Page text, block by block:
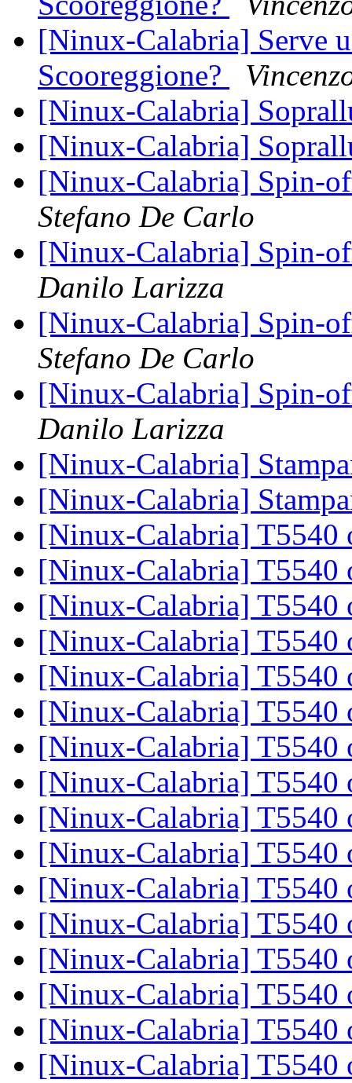
[Ninux-Calabria] Serve
Scooreggione?
[Ninux-Calabria]
[Ninux-Calabria]
[Ninux-Calabria] Spin-
Stefano De Carlo
[Ninux-Calabria] Spin-
Danilo Larizza
[Ninux-Calabria] Spin-
Stefano De Carlo
[Ninux-Calabria] Spin-
Danilo Larizza
[Ninux-Calabria]
[Ninux-Calabria]
[Ninux-Calabria]
[Ninux-Calabria]
[Ninux-Calabria]
[Ninux-Calabria]
[Ninux-Calabria]
[Ninux-Calabria]
[Ninux-Calabria]
[Ninux-Calabria]
[Ninux-Calabria]
[Ninux-Calabria]
[Ninux-Calabria]
[Ninux-Calabria]
[Ninux-Calabria]
[Ninux-Calabria]
[Ninux-Calabria]
[Ninux-Calabria]